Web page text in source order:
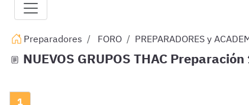
Preparadores FORO PREPARADORES y
NUEVOS GRUPOS THAC
1